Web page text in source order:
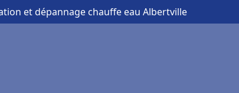
et dépannage chauffe eau Albertville